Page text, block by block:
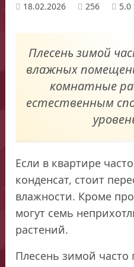
18.02.2026 256 5.0
Плесень зимой
влажных
комнатные
естественным
Если в квартире
конденсат, стоит
влажности. Кроме
могут семь
растений.
Плесень зимой часто